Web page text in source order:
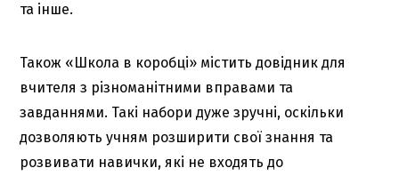
та інше.
Також «Школа в коробці» містить довідник для
вчителя з різноманітними вправами та
завданнями. Такі набори дуже зручні, оскільки
дозволяють учням розширити свої знання та
розвивати навички, які не входять до